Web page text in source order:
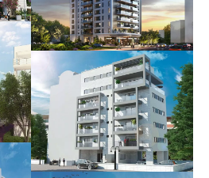
יצחק שדה 34
בשיווק וביצוע